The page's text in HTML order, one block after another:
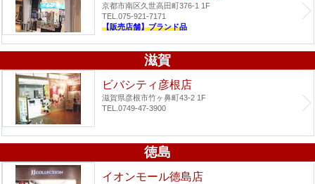
京都市南区久世高田町376-1 1F
TEL.075-921-7171
【販売店舗】ブランド品
滋賀
ビバシティ彦根店
滋賀県彦根市竹ヶ鼻町43-2 1F
TEL.0749-47-3900
徳島
イオンモール徳島店